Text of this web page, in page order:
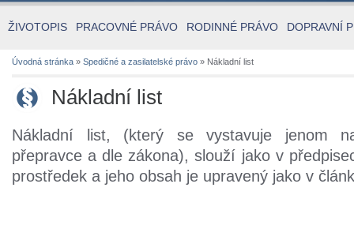
ŽIVOTOPIS PRACOVNÉ PRÁVO RODINNÉ PRÁVO DOPRAVNÍ
Úvodná stránka » Spedičné a zasilatelské právo » Nákladní list
Nákladní list
Nákladní list, (který se vystavuje jenom
přepravce a dle zákona), slouží jako v
prostředek a jeho obsah je upravený jako v